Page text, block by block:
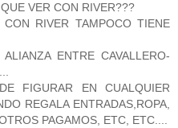
VER CON RIVER???
RIVER TAMPOCO TIENE
ENTRE CAVALLERO-
FIGURAR EN CUALQUIER
REGALA ENTRADAS,ROPA,
PAGAMOS, ETC, ETC....